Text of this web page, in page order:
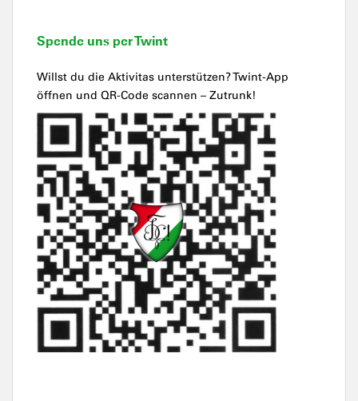
Spende uns per Twint
Willst du die Aktivitas unterstützen? Twint-App
öffnen und QR-Code scannen – Zutrunk!